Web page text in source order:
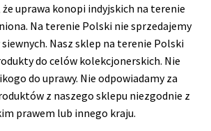
uprawa konopi indyjskich na terenie
Na terenie Polski nie sprzedajemy
Nasz sklep na terenie Polski
do celów kolekcjonerskich. Nie
do uprawy. Nie odpowiadamy za
z naszego sklepu niezgodnie z
prawem lub innego kraju.